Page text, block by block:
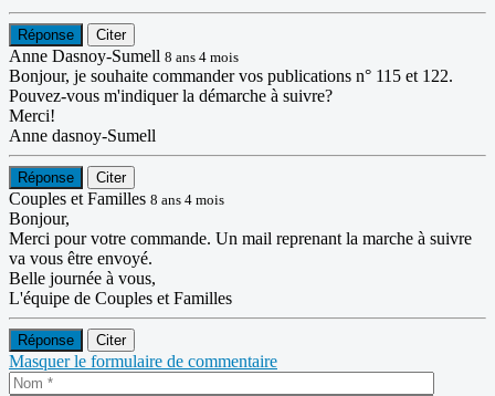
Réponse Citer
Anne Dasnoy-Sumell 8 ans 4 mois
Bonjour, je souhaite commander vos publications n° 115 et 122.
Pouvez-vous m'indiquer la démarche à suivre?
Merci!
Anne dasnoy-Sumell
Réponse Citer
Couples et Familles 8 ans 4 mois
Bonjour,
Merci pour votre commande. Un mail reprenant la marche à suivre
va vous être envoyé.
Belle journée à vous,
L'équipe de Couples et Familles
Réponse Citer
Masquer le formulaire de commentaire